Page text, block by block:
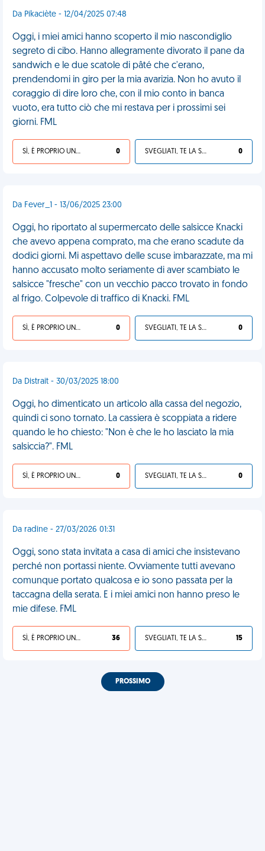
Da Pikaciète - 12/04/2025 07:48
Oggi, i miei amici hanno scoperto il mio nascondiglio
segreto di cibo. Hanno allegramente divorato il pane da
sandwich e le due scatole di pâté che c'erano,
prendendomi in giro per la mia avarizia. Non ho avuto il
coraggio di dire loro che, con il mio conto in banca
vuoto, era tutto ciò che mi restava per i prossimi sei
giorni. FML
SÌ, È PROPRIO UNA VDM! 0 SVEGLIATI, TE LA SEI CERCATA! 0
Da Fever_1 - 13/06/2025 23:00
Oggi, ho riportato al supermercato delle salsicce Knacki
che avevo appena comprato, ma che erano scadute da
dodici giorni. Mi aspettavo delle scuse imbarazzate, ma mi
hanno accusato molto seriamente di aver scambiato le
salsicce "fresche" con un vecchio pacco trovato in fondo
al frigo. Colpevole di traffico di Knacki. FML
SÌ, È PROPRIO UNA VDM! 0 SVEGLIATI, TE LA SEI CERCATA! 0
Da Distrait - 30/03/2025 18:00
Oggi, ho dimenticato un articolo alla cassa del negozio,
quindi ci sono tornato. La cassiera è scoppiata a ridere
quando le ho chiesto: "Non è che le ho lasciato la mia
salsiccia?". FML
SÌ, È PROPRIO UNA VDM! 0 SVEGLIATI, TE LA SEI CERCATA! 0
Da radine - 27/03/2026 01:31
Oggi, sono stata invitata a casa di amici che insistevano
perché non portassi niente. Ovviamente tutti avevano
comunque portato qualcosa e io sono passata per la
taccagna della serata. E i miei amici non hanno preso le
mie difese. FML
SÌ, È PROPRIO UNA VDM! 36 SVEGLIATI, TE LA SEI CERCATA! 15
PROSSIMO